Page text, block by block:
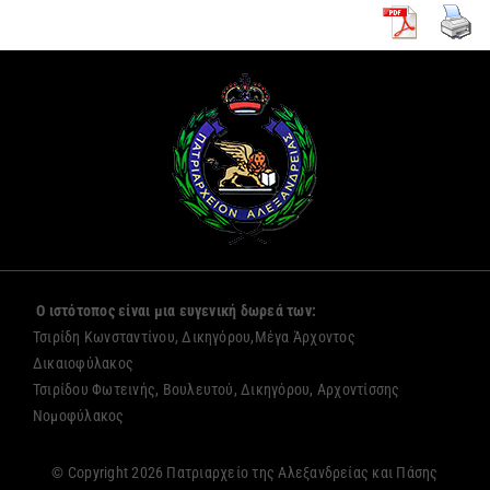
Ο ιστότοπος είναι μια ευγενική δωρεά των:
Τσιρίδη Κωνσταντίνου, Δικηγόρου,Μέγα Άρχοντος
Δικαιοφύλακος
Τσιρίδου Φωτεινής, Βουλευτού, Δικηγόρου, Αρχοντίσσης
Νομοφύλακος
© Copyright 2026 Πατριαρχείο της Αλεξανδρείας και Πάσης